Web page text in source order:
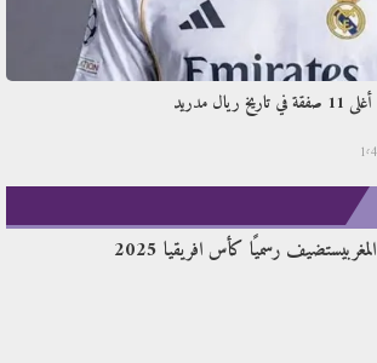
أغلى 11 صفقة في تاريخ ريال مدريد
المغربيستضيف رسميًا كأس افريقيا 2025